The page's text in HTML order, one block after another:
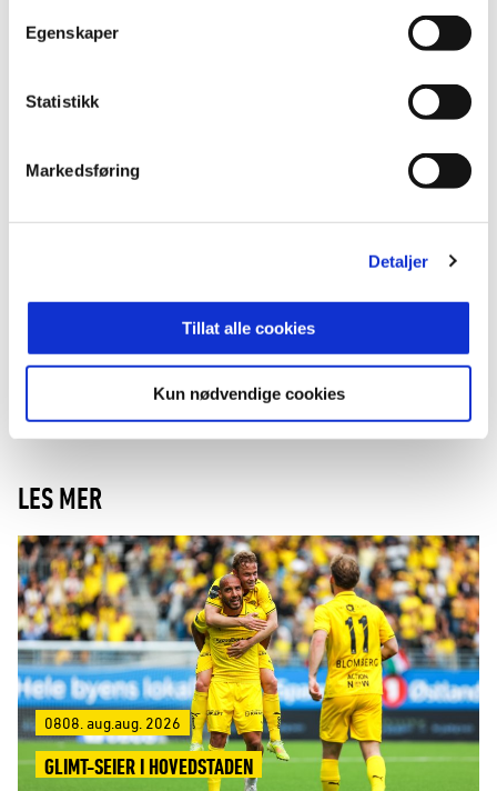
Egenskaper
Statistikk
Markedsføring
Detaljer
Tillat alle cookies
Kun nødvendige cookies
handlinger. Vi gleder oss, avslutter Thomassen.
LES MER
0808. aug.aug. 2026
GLIMT-SEIER I HOVEDSTADEN